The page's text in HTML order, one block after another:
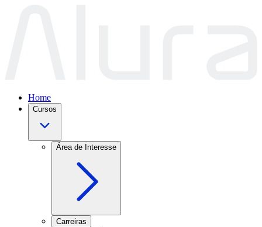
Home
Cursos
Área de Interesse
Carreiras